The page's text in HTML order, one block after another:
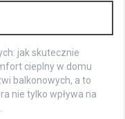
jak skutecznie
cieplny w domu
balkonowych, a to
nie tylko wpływa na